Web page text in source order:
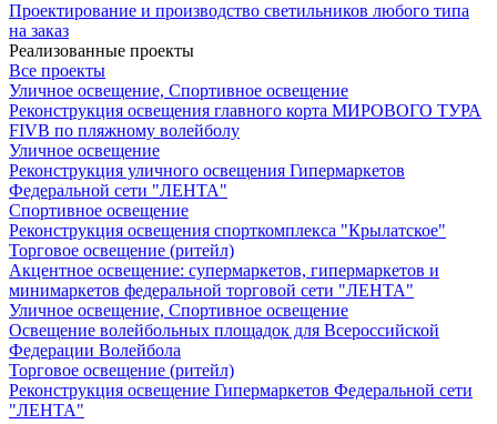
Проектирование и производство светильников любого типа
на заказ
Реализованные проекты
Все проекты
Уличное освещение, Спортивное освещение
Реконструкция освещения главного корта МИРОВОГО ТУРА
FIVB по пляжному волейболу
Уличное освещение
Реконструкция уличного освещения Гипермаркетов
Федеральной сети "ЛЕНТА"
Спортивное освещение
Реконструкция освещения спорткомплекса "Крылатское"
Торговое освещение (ритейл)
Акцентное освещение: супермаркетов, гипермаркетов и
минимаркетов федеральной торговой сети "ЛЕНТА"
Уличное освещение, Спортивное освещение
Освещение волейбольных площадок для Всероссийской
Федерации Волейбола
Торговое освещение (ритейл)
Реконструкция освещение Гипермаркетов Федеральной сети
"ЛЕНТА"